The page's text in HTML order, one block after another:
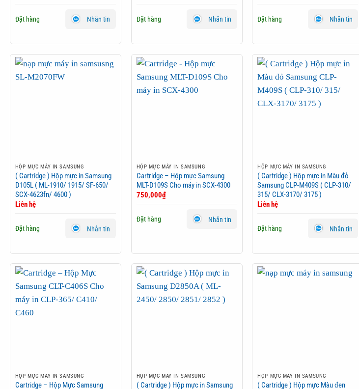
Đặt hàng Nhắn tin Đặt hàng Nhắn tin Đặt hàng Nhắn tin
HỘP MỰC MÁY IN SAMSUNG
( Cartridge ) Hộp mực in Samsung
D105L ( ML-1910/ 1915/ SF-650/
SCX-4623fn/ 4600 )
Liên hệ
Đặt hàng Nhắn tin
HỘP MỰC MÁY IN SAMSUNG
Cartridge – Hộp mực Samsung
MLT-D109S Cho máy in SCX-4300
750,000₫
Đặt hàng Nhắn tin
HỘP MỰC MÁY IN SAMSUNG
( Cartridge ) Hộp mực in Màu đỏ
Samsung CLP-M409S ( CLP-310/
315/ CLX-3170/ 3175 )
Liên hệ
Đặt hàng Nhắn tin
HỘP MỰC MÁY IN SAMSUNG
Cartridge – Hộp Mực Samsung
HỘP MỰC MÁY IN SAMSUNG
( Cartridge ) Hộp mực in Samsung
HỘP MỰC MÁY IN SAMSUNG
( Cartridge ) Hộp mực Màu đen